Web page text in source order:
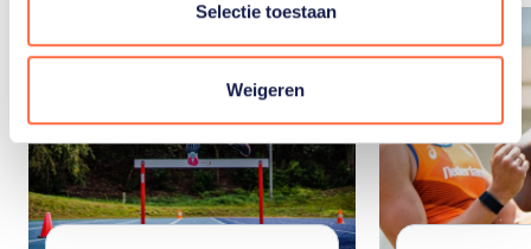
Selectie toestaan
Weigeren